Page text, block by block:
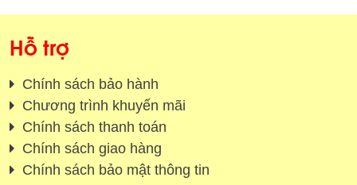
Hỗ trợ
Chính sách bảo hành
Chương trình khuyến mãi
Chính sách thanh toán
Chính sách giao hàng
Chính sách bảo mật thông tin